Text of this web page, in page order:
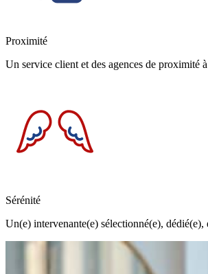
Proximité
Un service client et des agences de proximité
Sérénité
Un(e) intervenante(e) sélectionné(e), dédié(e),